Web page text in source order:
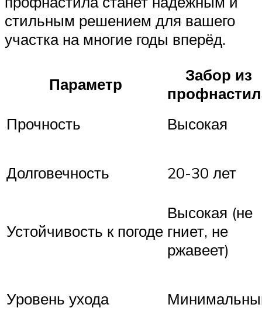
стильным решением для вашего
участка на многие годы вперёд.
Параметр
Забор из
Прочность
Высокая
Долговечность 20-30 лет
Устойчивость к погоде
Высокая (не
гниет, не
ржавеет)
Уровень ухода